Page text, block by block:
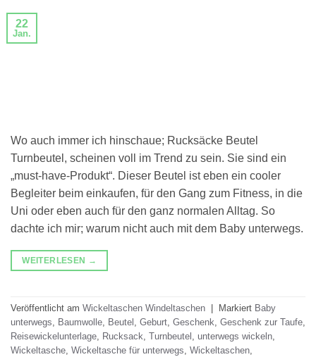
22
Jan.
Wo auch immer ich hinschaue; Rucksäcke Beutel
Turnbeutel, scheinen voll im Trend zu sein. Sie sind ein
„must-have-Produkt“. Dieser Beutel ist eben ein cooler
Begleiter beim einkaufen, für den Gang zum Fitness, in die
Uni oder eben auch für den ganz normalen Alltag. So
dachte ich mir; warum nicht auch mit dem Baby unterwegs.
WEITERLESEN →
Veröffentlicht am Wickeltaschen Windeltaschen Markiert Baby
unterwegs, Baumwolle, Beutel , Geburt, Geschenk, Geschenk zur Taufe,
Reisewickelunterlage, Rucksack, Turnbeutel , unterwegs wickeln,
Wickeltasche, Wickeltasche für unterwegs, Wickeltaschen,